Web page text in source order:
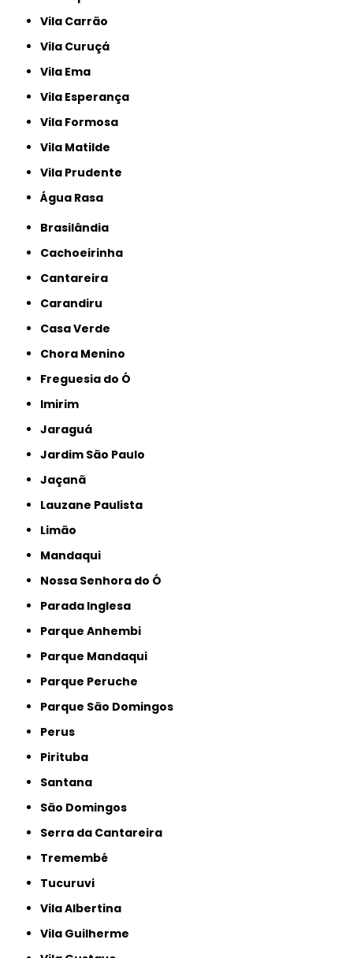
Vila Carrão
Vila Curuçá
Vila Ema
Vila Esperança
Vila Formosa
Vila Matilde
Vila Prudente
Água Rasa
Brasilândia
Cachoeirinha
Cantareira
Carandiru
Casa Verde
Chora Menino
Freguesia do Ó
Imirim
Jaraguá
Jardim São Paulo
Jaçanã
Lauzane Paulista
Limão
Mandaqui
Nossa Senhora do Ó
Parada Inglesa
Parque Anhembi
Parque Mandaqui
Parque Peruche
Parque São Domingos
Perus
Pirituba
Santana
São Domingos
Serra da Cantareira
Tremembé
Tucuruvi
Vila Albertina
Vila Guilherme